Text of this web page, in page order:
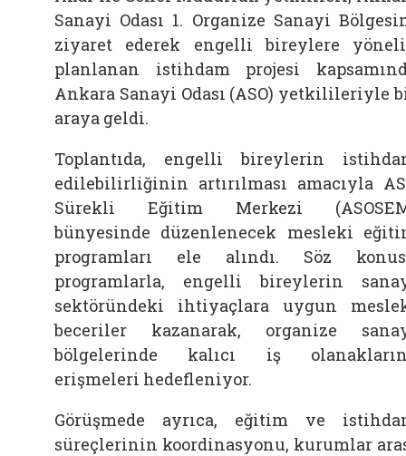
Sanayi Odası 1. Organize Sanayi
ziyaret ederek engelli bireylere
planlanan istihdam projesi
Ankara Sanayi Odası (ASO) yetkilileriyle
araya geldi.
Toplantıda, engelli bireylerin
edilebilirliğinin artırılması amacıyla
Sürekli Eğitim Merkezi
bünyesinde düzenlenecek mesleki
programları ele alındı. Söz
programlarla, engelli bireylerin
sektöründeki ihtiyaçlara uygun
beceriler kazanarak, organize
bölgelerinde kalıcı iş
erişmeleri hedefleniyor.
Görüşmede ayrıca, eğitim ve
süreçlerinin koordinasyonu, kurumlar